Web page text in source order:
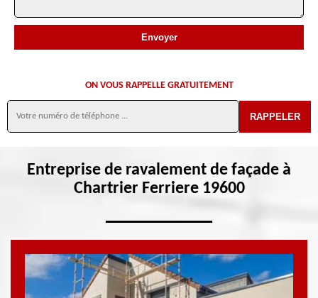
ON VOUS RAPPELLE GRATUITEMENT
Entreprise de ravalement de façade à
Chartrier Ferriere 19600